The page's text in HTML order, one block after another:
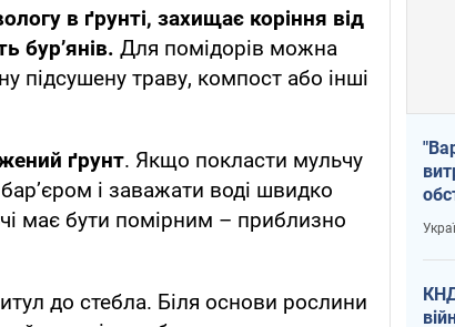
в ґрунті, захищає коріння від
бур’янів. Для помідорів можна
підсушену траву, компост або інші
ґрунт. Якщо покласти мульчу
і заважати воді швидко
має бути помірним – приблизно
до стебла. Біля основи рослини